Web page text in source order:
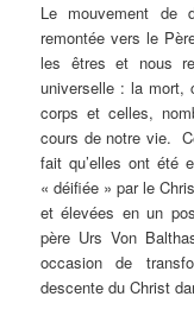
Le mouvement de
remontée vers le
les êtres et nous
universelle : la mort,
corps et celles,
cours de notre vie.
fait qu’elles ont été
« déifiée » par le
et élevées en un
père Urs Von
occasion de
descente du Christ